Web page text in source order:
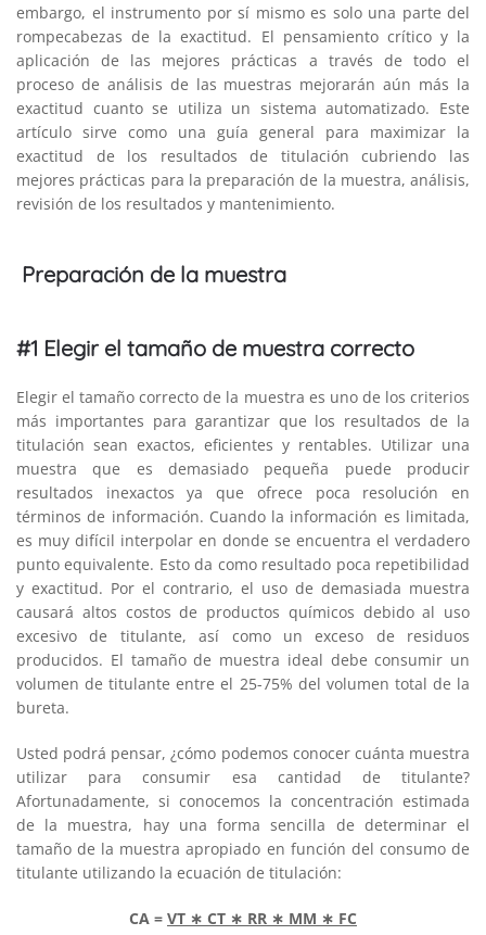
embargo, el instrumento por sí mismo es solo una parte del
rompecabezas de la exactitud. El pensamiento crítico y la
aplicación de las mejores prácticas a través de todo el
proceso de análisis de las muestras mejorarán aún más la
exactitud cuanto se utiliza un sistema automatizado. Este
artículo sirve como una guía general para maximizar la
exactitud de los resultados de titulación cubriendo las
mejores prácticas para la preparación de la muestra, análisis,
revisión de los resultados y mantenimiento.
Preparación de la muestra
#1 Elegir el tamaño de muestra correcto
Elegir el tamaño correcto de la muestra es uno de los criterios
más importantes para garantizar que los resultados de la
titulación sean exactos, eficientes y rentables. Utilizar una
muestra que es demasiado pequeña puede producir
resultados inexactos ya que ofrece poca resolución en
términos de información. Cuando la información es limitada,
es muy difícil interpolar en donde se encuentra el verdadero
punto equivalente. Esto da como resultado poca repetibilidad
y exactitud. Por el contrario, el uso de demasiada muestra
causará altos costos de productos químicos debido al uso
excesivo de titulante, así como un exceso de residuos
producidos. El tamaño de muestra ideal debe consumir un
volumen de titulante entre el 25-75% del volumen total de la
bureta.
Usted podrá pensar, ¿cómo podemos conocer cuánta muestra
utilizar para consumir esa cantidad de titulante?
Afortunadamente, si conocemos la concentración estimada
de la muestra, hay una forma sencilla de determinar el
tamaño de la muestra apropiado en función del consumo de
titulante utilizando la ecuación de titulación:
CA = VT ∗ CT ∗ RR ∗ MM ∗ FC